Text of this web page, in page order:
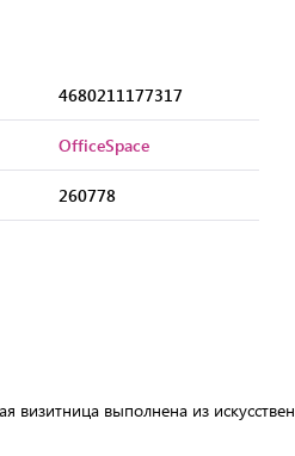
4680211177317
OfficeSpace
260778
визитница выполнена из